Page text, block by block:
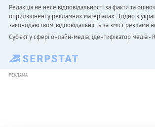
Редакція не несе відповідальності за факти та
оприлюднені у рекламних матеріалах. Згідно з
законодавством, відповідальність за зміст реклами
Cуб'єкт у сфері онлайн-медіа; ідентифікатор медіа
РЕКЛАМА